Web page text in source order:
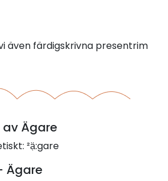
även färdigskrivna presentrim
Ägare
²ạ̈:gare
Ägare